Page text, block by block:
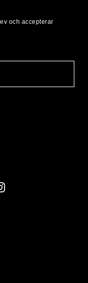
och accepterar